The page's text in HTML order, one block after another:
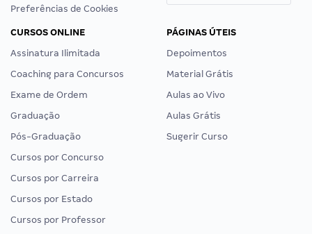
Preferências de Cookies
CURSOS ONLINE
Assinatura Ilimitada
Coaching para Concursos
Exame de Ordem
Graduação
Pós-Graduação
Cursos por Concurso
Cursos por Carreira
Cursos por Estado
Cursos por Professor
PÁGINAS ÚTEIS
Depoimentos
Material Grátis
Aulas ao Vivo
Aulas Grátis
Sugerir Curso